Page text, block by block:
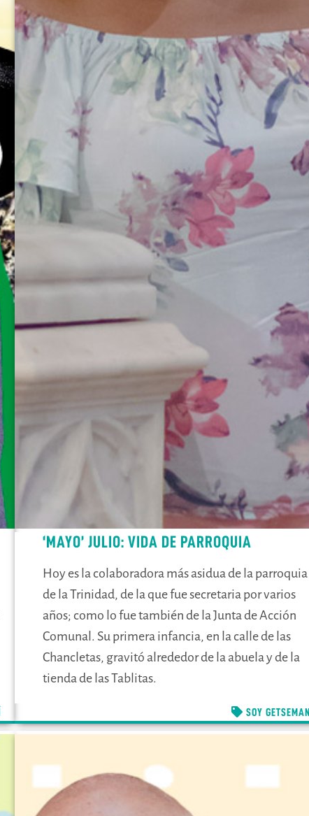
‘MAYO’ JULIO: VIDA DE PARROQUIA
Hoy es la colaboradora más asidua de la parroquia
de la Trinidad, de la que fue secretaria por varios
años; como lo fue también de la Junta de Acción
Comunal. Su primera infancia, en la calle de las
Chancletas, gravitó alrededor de la abuela y de la
tienda de las Tablitas.
SOY GETSEMANÍ